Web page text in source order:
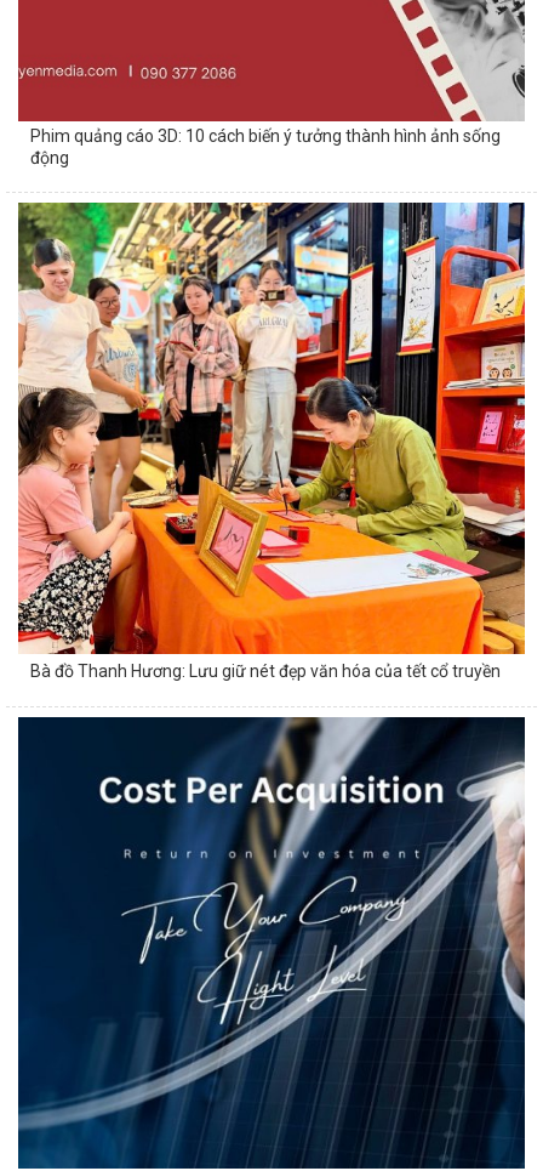
Phim quảng cáo 3D: 10 cách biến ý tưởng thành hình ảnh sống
động
Bà đồ Thanh Hương: Lưu giữ nét đẹp văn hóa của tết cổ truyền